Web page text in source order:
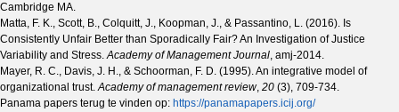
Cambridge MA.
Matta, F. K., Scott, B., Colquitt, J., Koopman, J., & Passantino, L. (2016). Is
Consistently Unfair Better than Sporadically Fair? An Investigation of Justice
Variability and Stress.Academy of Management Journal, amj-2014.
Mayer, R. C., Davis, J. H., & Schoorman, F. D. (1995). An integrative model of
organizational trust.Academy of management review, 20 (3), 709-734.
Panama papers terug te vinden op: https://panamapapers.icij.org/